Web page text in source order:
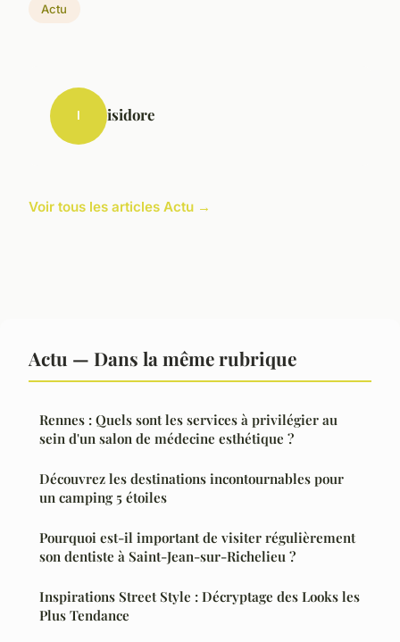
Actu
I isidore
Voir tous les articles Actu →
Actu — Dans la même rubrique
Rennes : Quels sont les services à privilégier au
sein d'un salon de médecine esthétique ?
Découvrez les destinations incontournables pour
un camping 5 étoiles
Pourquoi est-il important de visiter régulièrement
son dentiste à Saint-Jean-sur-Richelieu ?
Inspirations Street Style : Décryptage des Looks les
Plus Tendance